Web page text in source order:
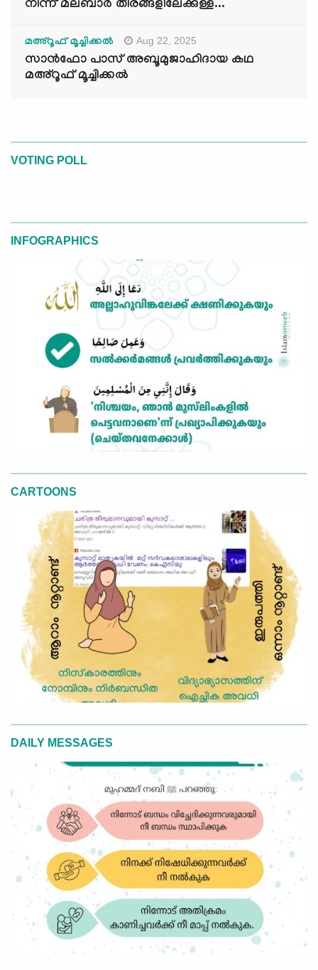
നിന്ന് മലബാർ തീരങ്ങളിലേക്കുള്ള...
മഅ്റൂഫ് മൂച്ചിക്കല്‍ Aug 22, 2025
സാൻഫോ പാസ് അബൂമുജാഹിദായ കഥ
മഅ്റൂഫ് മൂച്ചിക്കല്‍
VOTING POLL
INFOGRAPHICS
CARTOONS
DAILY MESSAGES